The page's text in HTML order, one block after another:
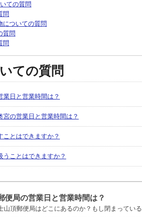
ての質問
問
についての質問
質問
問
ての質問
業日と営業時間は？
宮の営業日と営業時間は？
ことはできますか？
うことはできますか？
便局の営業日と営業時間は？
山頂郵便局はどこにあるのか？もし閉まってい